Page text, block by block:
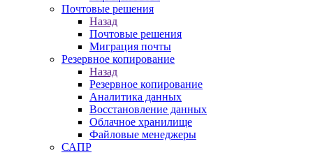
Почтовые решения
Назад
Почтовые решения
Миграция почты
Резервное копирование
Назад
Резервное копирование
Аналитика данных
Восстановление данных
Облачное хранилище
Файловые менеджеры
САПР